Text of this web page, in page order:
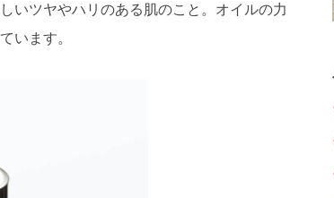
いツヤやハリのある肌のこと。オイルの力
います。